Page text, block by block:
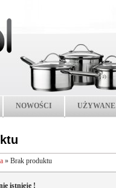
NOWOŚCI UŻYWANE
» Brak produktu
istnieje !